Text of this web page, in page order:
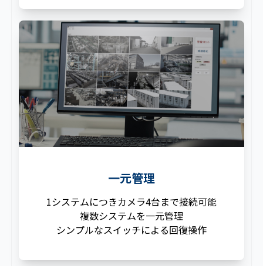
一元管理
1システムにつきカメラ4台まで接続可能
複数システムを一元管理
シンプルなスイッチによる回復操作